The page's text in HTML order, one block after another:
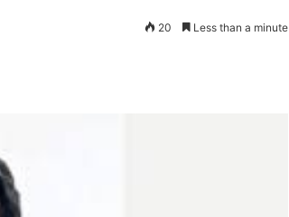
20 Less than a minute